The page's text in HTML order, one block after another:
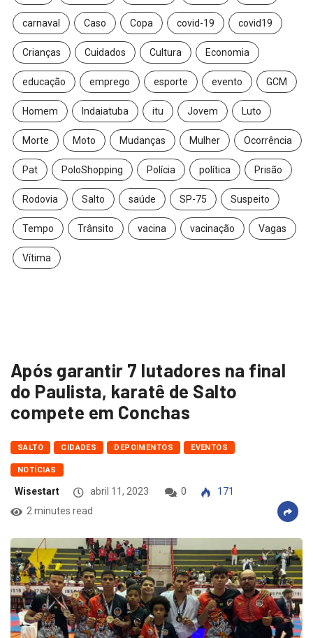
carnaval Caso Copa covid-19 covid19
Crianças Cuidados Cultura Economia
educação emprego esporte evento GCM
Homem Indaiatuba itu Jovem Luto
Morte Moto Mudanças Mulher Ocorrência
Pat PoloShopping Polícia política Prisão
Rodovia Salto saúde SP-75 Suspeito
Tempo Trânsito vacina vacinação Vagas
Vítima
Após garantir 7 lutadores na final
do Paulista, karatê de Salto
compete em Conchas
SALTO CIDADES DEPOIMENTOS EVENTOS
NOTÍCIAS
Wisestart abril 11, 2023 0
171
2 minutes read